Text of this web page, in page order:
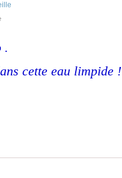
.
cette eau limpide !